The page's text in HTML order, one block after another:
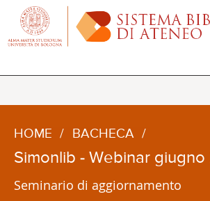
HOME / BACHECA /
Simonlib - Webinar
Seminario di aggiornamento